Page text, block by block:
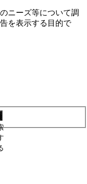
ニーズ等について調
を表⽰する⽬的で